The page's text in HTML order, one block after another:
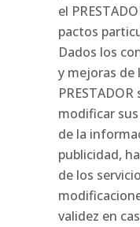
el
pactos
Dados los
y mejoras de
modificar
de la
publicidad,
de los
validez en